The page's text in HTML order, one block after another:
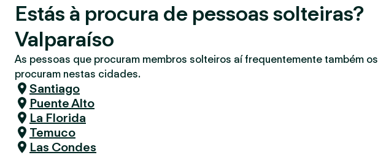
Estás à procura de pessoas solteiras?
Valparaíso
As pessoas que procuram membros solteiros aí frequentemente também os
procuram nestas cidades.
Santiago
Puente Alto
La Florida
Temuco
Las Condes